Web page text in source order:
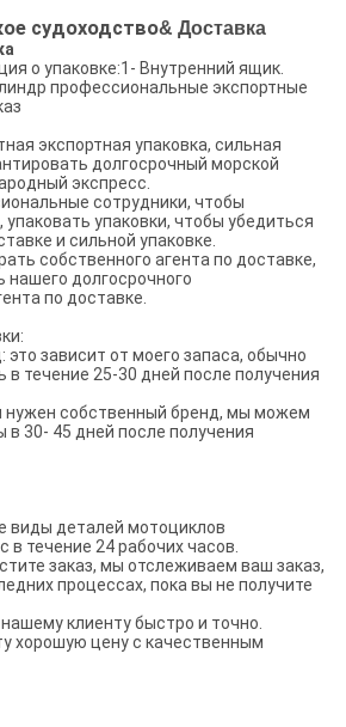
судоходство& Доставка
о упаковке:1- Внутренний ящик.
профессиональные экспортные
экспортная упаковка, сильная
долгосрочный морской
экспресс.
сотрудники, чтобы
упаковки, чтобы убедиться
и сильной упаковке.
собственного агента по доставке,
нашего долгосрочного
по доставке.
зависит от моего запаса, обычно
течение 25-30 дней после получения
нужен собственный бренд, мы можем
в 30- 45 дней после получения
виды деталей мотоциклов
в течение 24 рабочих часов.
заказ, мы отслеживаем ваш заказ,
процессах, пока вы не получите
клиенту быстро и точно.
хорошую цену с качественным